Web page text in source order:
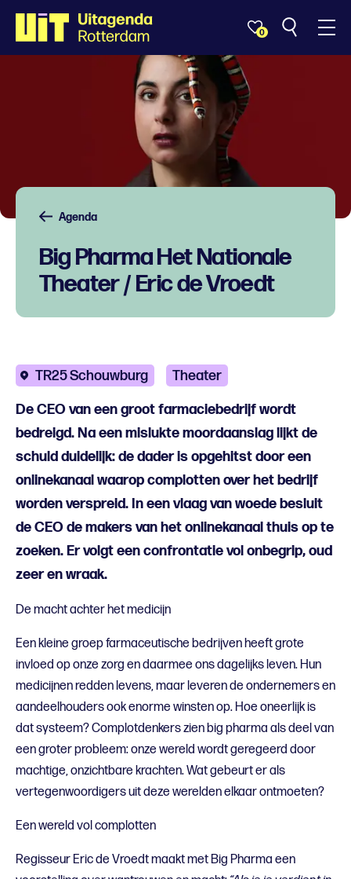
0
Agenda
Big Pharma Het Nationale
Theater / Eric de Vroedt
TR25 Schouwburg Theater
De CEO van een groot farmaciebedrijf wordt
bedreigd. Na een mislukte moordaanslag lijkt de
schuld duidelijk: de dader is opgehitst door een
onlinekanaal waarop complotten over het bedrijf
worden verspreid. In een vlaag van woede besluit
de CEO de makers van het onlinekanaal thuis op te
zoeken. Er volgt een confrontatie vol onbegrip, oud
zeer en wraak.
De macht achter het medicijn
Een kleine groep farmaceutische bedrijven heeft grote
invloed op onze zorg en daarmee ons dagelijks leven. Hun
medicijnen redden levens, maar leveren de ondernemers en
aandeelhouders ook enorme winsten op. Hoe oneerlijk is
dat systeem? Complotdenkers zien big pharma als deel van
een groter probleem: onze wereld wordt geregeerd door
machtige, onzichtbare krachten. Wat gebeurt er als
vertegenwoordigers uit deze werelden elkaar ontmoeten?
Een wereld vol complotten
Regisseur Eric de Vroedt maakt met Big Pharma een